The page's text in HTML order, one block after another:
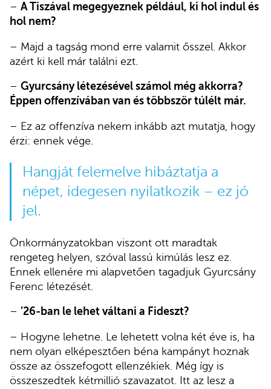
– A Tiszával megegyeznek például, ki hol indul és
hol nem?
– Majd a tagság mond erre valamit ősszel. Akkor
azért ki kell már találni ezt.
– Gyurcsány létezésével számol még akkorra?
Éppen offenzívában van és többször túlélt már.
– Ez az offenzíva nekem inkább azt mutatja, hogy
érzi: ennek vége.
Hangját felemelve hibáztatja a
népet, idegesen nyilatkozik – ez jó
jel.
Önkormányzatokban viszont ott maradtak
rengeteg helyen, szóval lassú kimúlás lesz ez.
Ennek ellenére mi alapvetően tagadjuk Gyurcsány
Ferenc létezését.
– ’26-ban le lehet váltani a Fideszt?
– Hogyne lehetne. Le lehetett volna két éve is, ha
nem olyan elképesztően béna kampányt hoznak
össze az összefogott ellenzékiek. Még így is
összeszedtek kétmillió szavazatot. Itt az lesz a